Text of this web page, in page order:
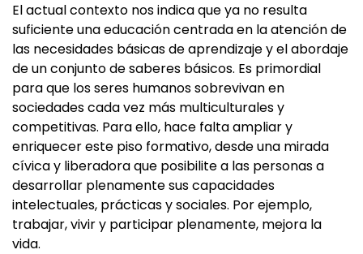
El actual contexto nos indica que ya no resulta
suficiente una educación centrada en la atención de
las necesidades básicas de aprendizaje y el abordaje
de un conjunto de saberes básicos. Es primordial
para que los seres humanos sobrevivan en
sociedades cada vez más multiculturales y
competitivas. Para ello, hace falta ampliar y
enriquecer este piso formativo, desde una mirada
cívica y liberadora que posibilite a las personas a
desarrollar plenamente sus capacidades
intelectuales, prácticas y sociales. Por ejemplo,
trabajar, vivir y participar plenamente, mejora la
vida.